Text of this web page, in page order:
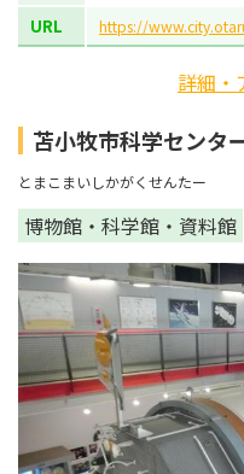
URL https://
詳細・
苫小牧市科学センタ
とまこまいしかがくせんたー
博物館・科学館・資料館